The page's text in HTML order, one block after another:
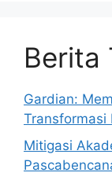
Berita
Gardian:
Transformasi
Mitigasi